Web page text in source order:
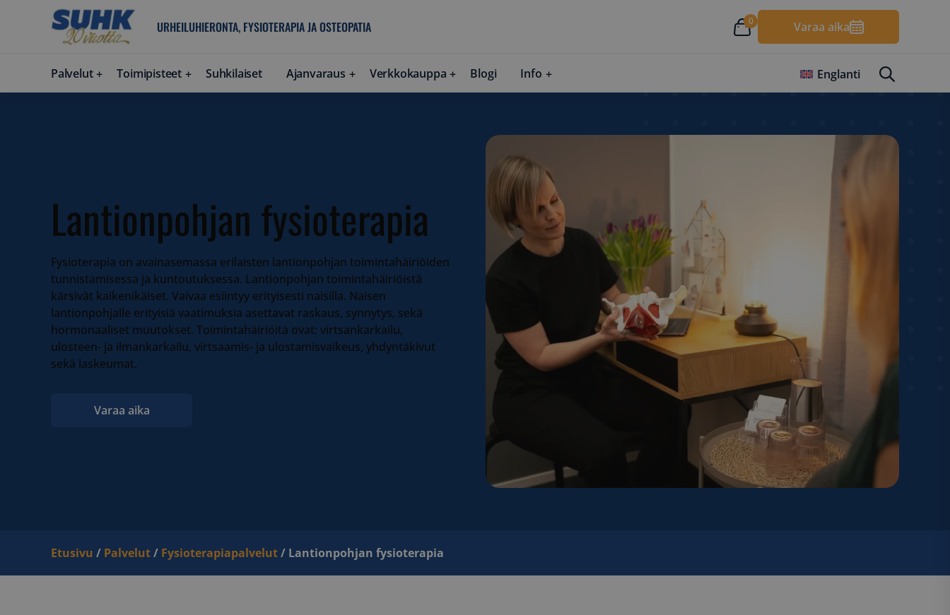
URHEILUHIERONTA, FYSIOTERAPIA JA OSTEOPATIA 0 Varaa aika
Palvelut Toimipisteet Suhkilaiset Ajanvaraus Verkkokauppa Blogi Info Englanti
Lantionpohjan fysioterapia
Fysioterapia on avainasemassa erilaisten lantionpohjan toimintahäiriöiden
tunnistamisessa ja kuntoutuksessa. Lantionpohjan toimintahäiriöistä
kärsivät kaikenikäiset. Vaivaa esiintyy erityisesti naisilla. Naisen
lantionpohjalle erityisiä vaatimuksia asettavat raskaus, synnytys, sekä
hormonaaliset muutokset. Toimintahäiriöitä ovat: virtsankarkailu,
ulosteen- ja ilmankarkailu, virtsaamis- ja ulostamisvaikeus, yhdyntäkivut
sekä laskeumat.
Varaa aika
Etusivu / Palvelut/ Fysioterapiapalvelut/ Lantionpohjan fysioterapia